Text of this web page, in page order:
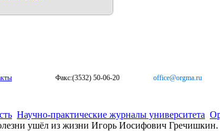
Факс:(3532) 50-06-20 office@orgma.ru
Научно-практические журналы университета
ушёл из жизни Игорь Иосифович Гречишкин.